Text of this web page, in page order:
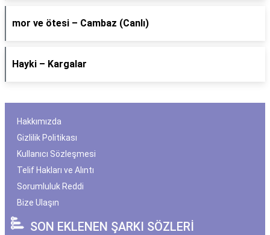
​mor ve ötesi – Cambaz (Canlı)
Hayki – Kargalar
Hakkımızda
Gizlilik Politikası
Kullanıcı Sözleşmesi
Telif Hakları ve Alıntı
Sorumluluk Reddi
Bize Ulaşın
SON EKLENEN ŞARKI SÖZLERİ